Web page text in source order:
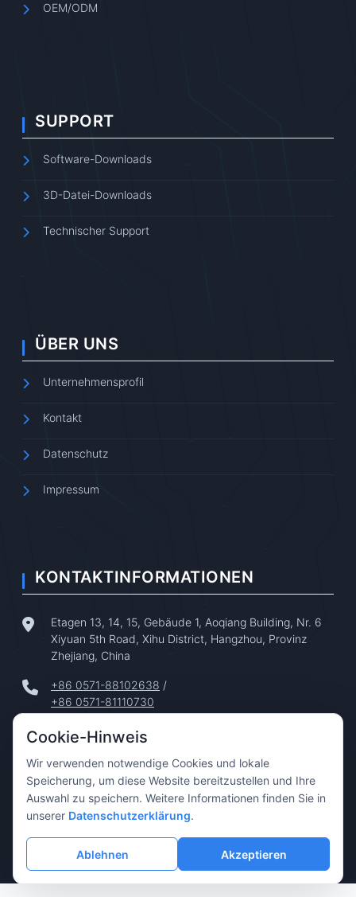
OEM/ODM
SUPPORT
Software-Downloads
3D-Datei-Downloads
Technischer Support
ÜBER UNS
Unternehmensprofil
Kontakt
Datenschutz
Impressum
KONTAKTINFORMATIONEN
Etagen 13, 14, 15, Gebäude 1, Aoqiang Building, Nr. 6
Xiyuan 5th Road, Xihu District, Hangzhou, Provinz
Zhejiang, China
+86 0571-88102638 /
+86 0571-81110730
+86 0571-86683738
+86 180-5878-0750
tphz@touptek.com
support@touptek.com
Cookie-Hinweis
Wir verwenden notwendige Cookies und lokale
Speicherung, um diese Website bereitzustellen und Ihre
Auswahl zu speichern. Weitere Informationen finden Sie in
unserer Datenschutzerklärung.
Ablehnen Akzeptieren